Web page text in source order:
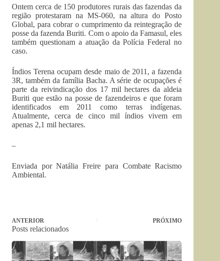
Ontem cerca de 150 produtores rurais das fazendas da
região protestaram na MS-060, na altura do Posto
Global, para cobrar o cumprimento da reintegração de
posse da fazenda Buriti. Com o apoio da Famasul, eles
também questionam a atuação da Polícia Federal no
caso.
Índios Terena ocupam desde maio de 2011, a fazenda
3R, também da família Bacha. A série de ocupações é
parte da reivindicação dos 17 mil hectares da aldeia
Buriti que estão na posse de fazendeiros e que foram
identificados em 2011 como terras indígenas.
Atualmente, cerca de cinco mil índios vivem em
apenas 2,1 mil hectares.
–
Enviada por Natália Freire para Combate Racismo
Ambiental.
ANTERIOR PRÓXIMO
Posts relacionados